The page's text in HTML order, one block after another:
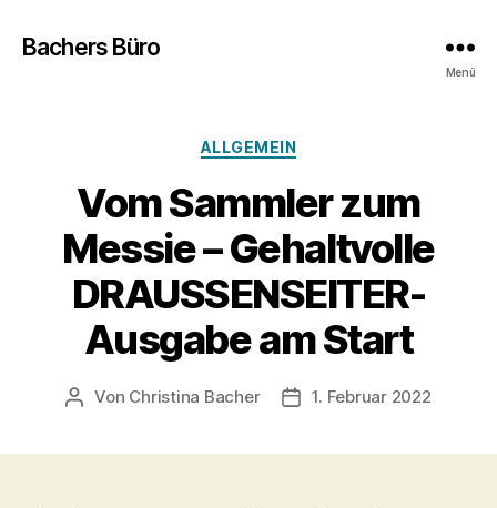
Bachers Büro
Menü
Kategorien
ALLGEMEIN
Vom Sammler zum
Messie – Gehaltvolle
DRAUSSENSEITER-
Ausgabe am Start
Beitragsautor
Von Christina Bacher Veröffentlichungsdatum
1. Februar 2022